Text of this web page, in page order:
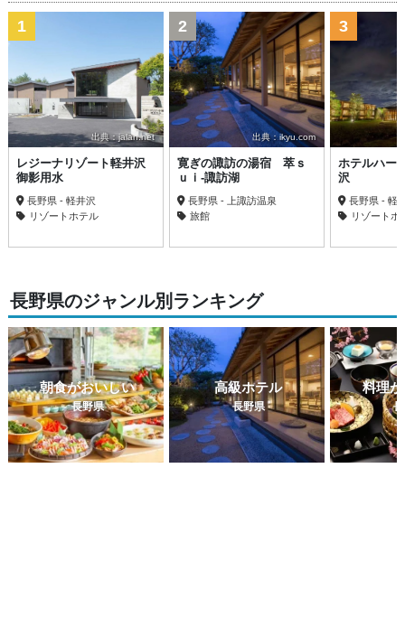
出典：jalan.net
1
レジーナリゾート軽井沢
御影用水
長野県 - 軽井沢
リゾートホテル
出典：ikyu.com
2
寛ぎの諏訪の湯宿 萃ｓ
ｕｉ‐諏訪湖
長野県 - 上諏訪温泉
旅館
3
ホテルハー
沢
長野県 - 軽
リゾートホ
長野県のジャンル別ランキング
朝食がおいしい
長野県
高級ホテル
長野県
料理